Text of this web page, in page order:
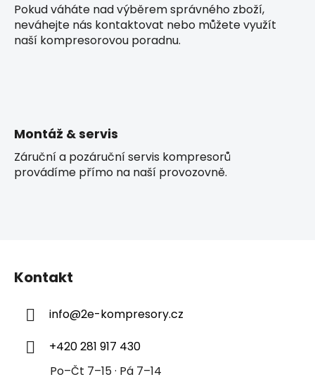
Pokud váháte nad výběrem správného zboží,
neváhejte nás kontaktovat nebo můžete využít
naší kompresorovou poradnu.
Montáž & servis
Záruční a pozáruční servis kompresorů
provádíme přímo na naší provozovně.
Kontakt
info@2e-kompresory.cz
+420 281 917 430
Po–Čt 7–15 · Pá 7–14